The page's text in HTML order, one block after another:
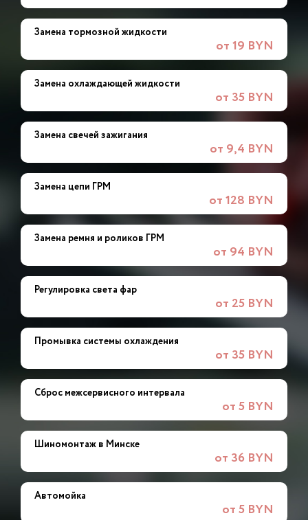
Замена тормозной жидкости
от 19 BYN
Замена охлаждающей жидкости
от 35 BYN
Замена свечей зажигания
от 9,4 BYN
Замена цепи ГРМ
от 128 BYN
Замена ремня и роликов ГРМ
от 94 BYN
Регулировка света фар
от 25 BYN
Промывка системы охлаждения
от 35 BYN
Сброс межсервисного интервала
от 5 BYN
Шиномонтаж в Минске
от 36 BYN
Автомойка
от 5 BYN